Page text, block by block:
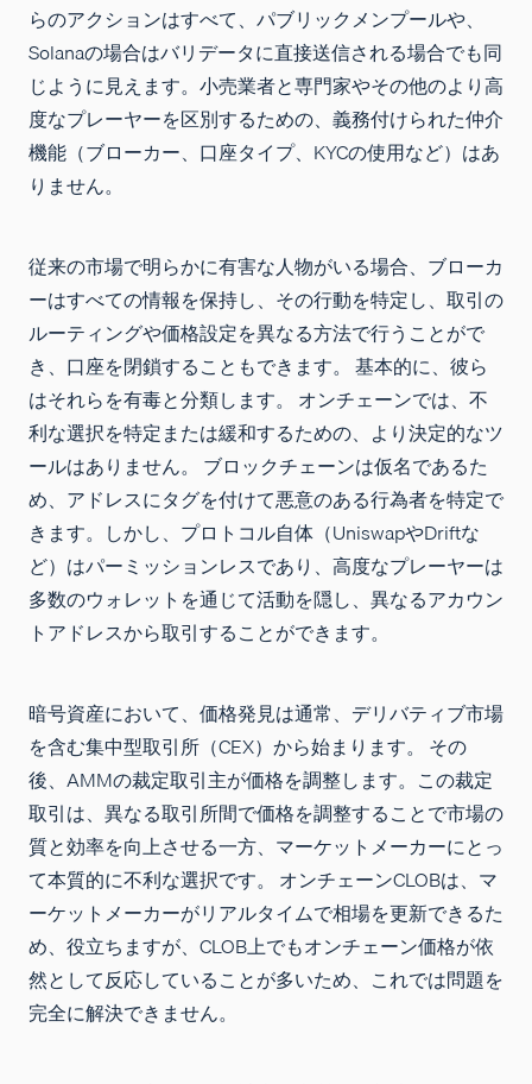
らのアクションはすべて、パブリックメンプールや、
Solanaの場合はバリデータに直接送信される場合でも同
じように見えます。小売業者と専門家やその他のより高
度なプレーヤーを区別するための、義務付けられた仲介
機能（ブローカー、口座タイプ、KYCの使用など）はあ
りません。
従来の市場で明らかに有害な人物がいる場合、ブローカ
ーはすべての情報を保持し、その行動を特定し、取引の
ルーティングや価格設定を異なる方法で行うことがで
き、口座を閉鎖することもできます。 基本的に、彼ら
はそれらを有毒と分類します。 オンチェーンでは、不
利な選択を特定または緩和するための、より決定的なツ
ールはありません。 ブロックチェーンは仮名であるた
め、アドレスにタグを付けて悪意のある行為者を特定で
きます。しかし、プロトコル自体（UniswapやDriftな
ど）はパーミッションレスであり、高度なプレーヤーは
多数のウォレットを通じて活動を隠し、異なるアカウン
トアドレスから取引することができます。
暗号資産において、価格発見は通常、デリバティブ市場
を含む集中型取引所（CEX）から始まります。 その
後、AMMの裁定取引主が価格を調整します。この裁定
取引は、異なる取引所間で価格を調整することで市場の
質と効率を向上させる一方、マーケットメーカーにとっ
て本質的に不利な選択です。 オンチェーンCLOBは、マ
ーケットメーカーがリアルタイムで相場を更新できるた
め、役立ちますが、CLOB上でもオンチェーン価格が依
然として反応していることが多いため、これでは問題を
完全に解決できません。